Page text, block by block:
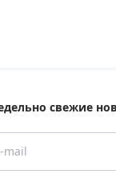
свежие